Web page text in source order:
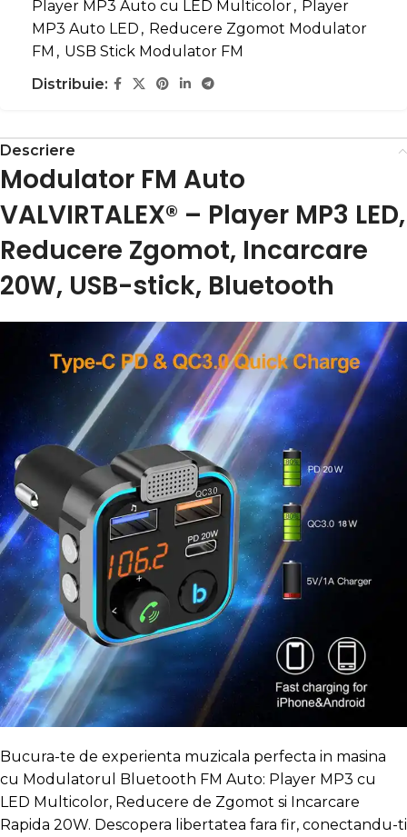
Player MP3 Auto cu LED Multicolor, Player
MP3 Auto LED , Reducere Zgomot Modulator
FM , USB Stick Modulator FM
Distribuie:
Descriere
Modulator FM Auto
VALVIRTALEX® – Player MP3 LED,
Reducere Zgomot, Incarcare
20W, USB-stick, Bluetooth
Bucura-te de experienta muzicala perfecta in masina
cu Modulatorul Bluetooth FM Auto: Player MP3 cu
LED Multicolor, Reducere de Zgomot si Incarcare
Rapida 20W. Descopera libertatea fara fir, conectandu-ti